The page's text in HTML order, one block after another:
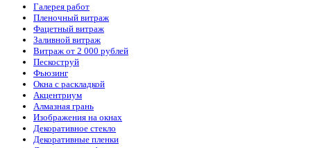
Галерея работ
Пленочный витраж
Фацетный витраж
Заливной витраж
Витраж от 2 000 рублей
Пескоструй
Фьюзинг
Окна с раскладкой
Акцентриум
Алмазная грань
Изображения на окнах
Декоративное стекло
Декоративные пленки